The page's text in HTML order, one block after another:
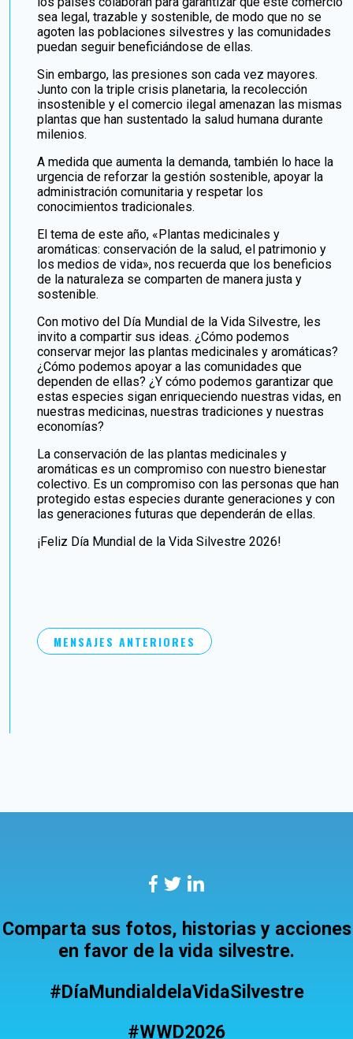
sea legal, trazable y sostenible, de modo que no se
agoten las poblaciones silvestres y las comunidades
puedan seguir beneficiándose de ellas.
Sin embargo, las presiones son cada vez mayores.
Junto con la triple crisis planetaria, la recolección
insostenible y el comercio ilegal amenazan las mismas
plantas que han sustentado la salud humana durante
milenios.
A medida que aumenta la demanda, también lo hace la
urgencia de reforzar la gestión sostenible, apoyar la
administración comunitaria y respetar los
conocimientos tradicionales.
El tema de este año, «Plantas medicinales y
aromáticas: conservación de la salud, el patrimonio y
los medios de vida», nos recuerda que los beneficios
de la naturaleza se comparten de manera justa y
sostenible.
Con motivo del Día Mundial de la Vida Silvestre, les
invito a compartir sus ideas. ¿Cómo podemos
conservar mejor las plantas medicinales y aromáticas?
¿Cómo podemos apoyar a las comunidades que
dependen de ellas? ¿Y cómo podemos garantizar que
estas especies sigan enriqueciendo nuestras vidas, en
nuestras medicinas, nuestras tradiciones y nuestras
economías?
La conservación de las plantas medicinales y
aromáticas es un compromiso con nuestro bienestar
colectivo. Es un compromiso con las personas que han
protegido estas especies durante generaciones y con
las generaciones futuras que dependerán de ellas.
¡Feliz Día Mundial de la Vida Silvestre 2026!
MENSAJES ANTERIORES
Comparta sus fotos, historias y acciones
en favor de la vida silvestre.
#DíaMundialdelaVidaSilvestre
#WWD2026